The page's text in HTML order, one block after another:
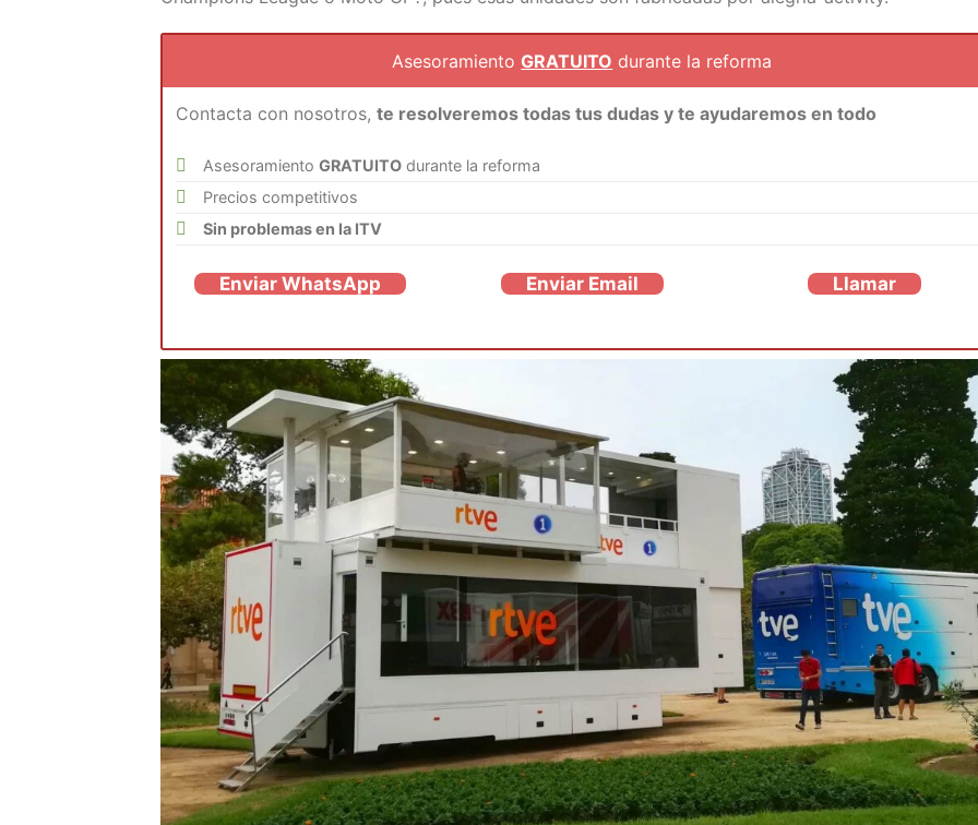
AsesoramientoGRATUITO durante la reforma
Contacta con nosotros, te resolveremos todas tus dudas y te ayudaremos en todo
Asesoramiento GRATUITOdurante la reforma
Precios competitivos
Sin problemas en la ITV
Enviar WhatsApp Enviar Email Llamar